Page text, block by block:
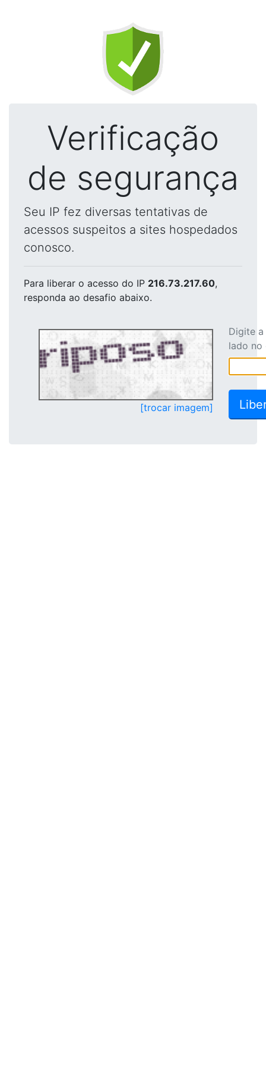
Verificação
de segurança
Seu IP fez diversas tentativas de
acessos suspeitos a sites hospedados
conosco.
Para liberar o acesso do IP 216.73.217.60,
responda ao desafio abaixo.
[trocar imagem]
Digite
lado no